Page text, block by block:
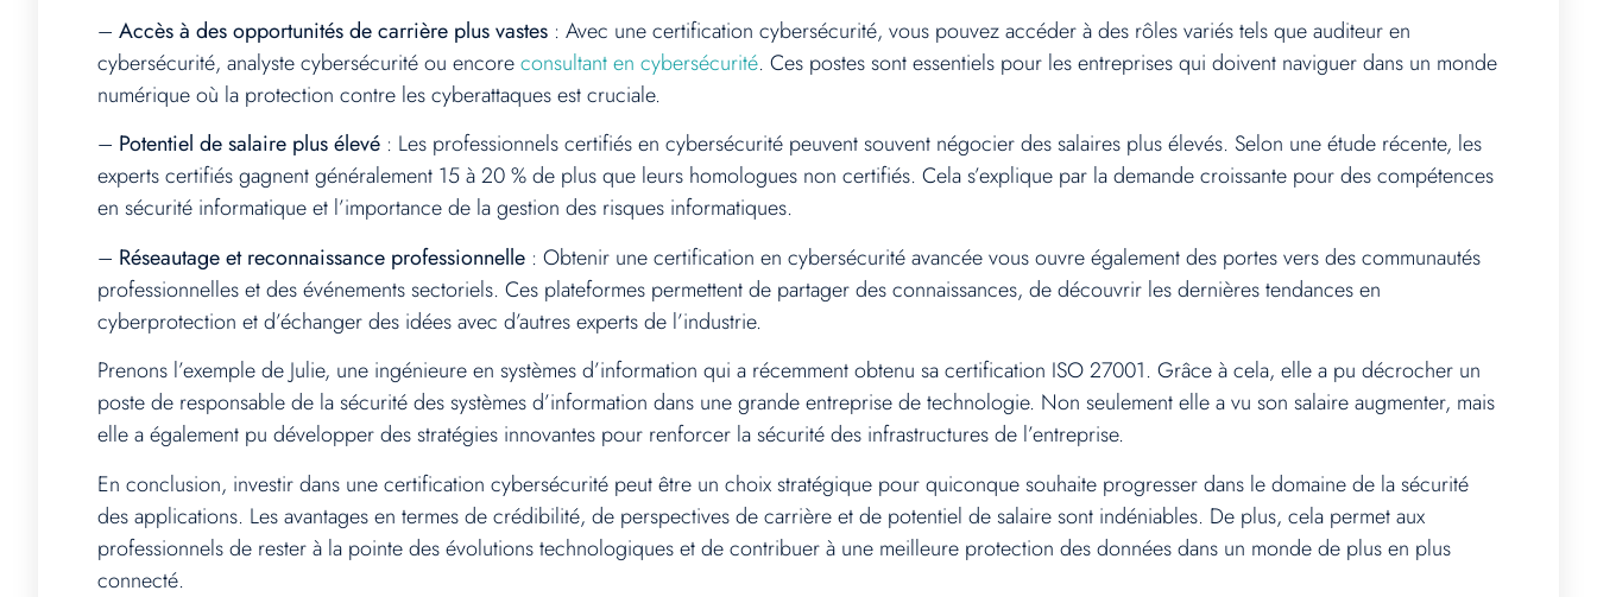
– Accès à des opportunités de carrière plus vastes : Avec une certification cybersécurité, vous pouvez accéder à des rôles variés tels que auditeur en
cybersécurité, analyste cybersécurité ou encoreconsultant en cybersécurité. Ces postes sont essentiels pour les entreprises qui doivent naviguer dans un monde
numérique où la protection contre les cyberattaques est cruciale.
– Potentiel de salaire plus élevé : Les professionnels certifiés en cybersécurité peuvent souvent négocier des salaires plus élevés. Selon une étude récente, les
experts certifiés gagnent généralement 15 à 20 % de plus que leurs homologues non certifiés. Cela s’explique par la demande croissante pour des compétences
en sécurité informatique et l’importance de la gestion des risques informatiques.
– Réseautage et reconnaissance professionnelle : Obtenir une certification en cybersécurité avancée vous ouvre également des portes vers des communautés
professionnelles et des événements sectoriels. Ces plateformes permettent de partager des connaissances, de découvrir les dernières tendances en
cyberprotection et d’échanger des idées avec d’autres experts de l’industrie.
Prenons l’exemple de Julie, une ingénieure en systèmes d’information qui a récemment obtenu sa certification ISO 27001. Grâce à cela, elle a pu décrocher un
poste de responsable de la sécurité des systèmes d’information dans une grande entreprise de technologie. Non seulement elle a vu son salaire augmenter, mais
elle a également pu développer des stratégies innovantes pour renforcer la sécurité des infrastructures de l’entreprise.
En conclusion, investir dans une certification cybersécurité peut être un choix stratégique pour quiconque souhaite progresser dans le domaine de la sécurité
des applications. Les avantages en termes de crédibilité, de perspectives de carrière et de potentiel de salaire sont indéniables. De plus, cela permet aux
professionnels de rester à la pointe des évolutions technologiques et de contribuer à une meilleure protection des données dans un monde de plus en plus
connecté.